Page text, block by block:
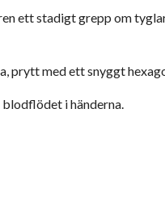
ett stadigt grepp om
prytt med ett snyggt
i händerna.